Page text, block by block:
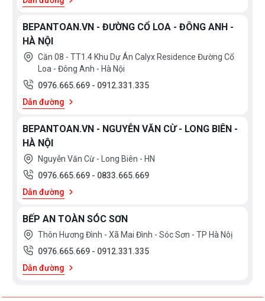
BEPANTOAN.VN - ĐƯỜNG CỔ LOA - ĐÔNG ANH -
HÀ NỘI
Căn 08 - TT1.4 Khu Dự Án Calyx Residence Đường Cổ
Loa - Đông Anh - Hà Nội
0976.665.669 - 0912.331.335
Dẫn đường
BEPANTOAN.VN - NGUYỄN VĂN CỪ - LONG BIÊN -
HÀ NỘI
Nguyễn Văn Cừ - Long Biên - HN
0976.665.669 - 0833.665.669
Dẫn đường
BẾP AN TOÀN SÓC SƠN
Thôn Hương Đình - Xã Mai Đình - Sóc Sơn - TP Hà Nôị
0976.665.669 - 0912.331.335
Dẫn đường